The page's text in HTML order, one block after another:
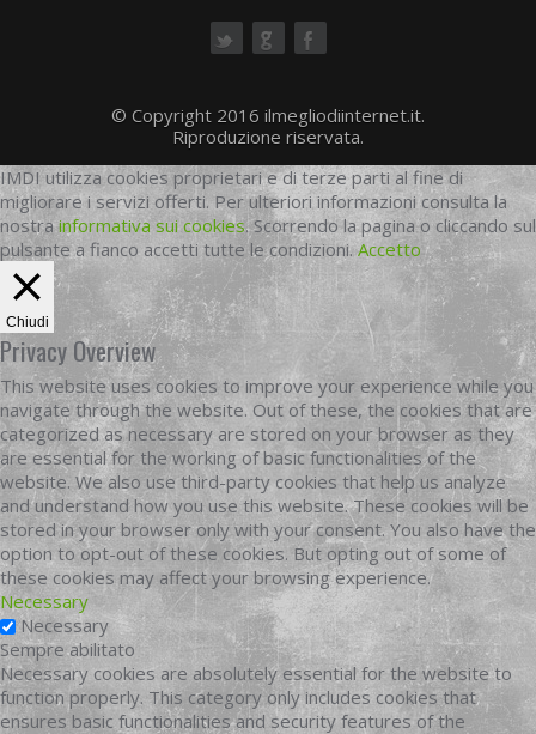
© Copyright 2016 ilmegliodiinternet.it.
Riproduzione riservata.
IMDI utilizza cookies proprietari e di terze parti al fine di
migliorare i servizi offerti. Per ulteriori informazioni consulta la
nostrainformativa sui cookies. Scorrendo la pagina o cliccando sul
pulsante a fianco accetti tutte le condizioni.Accetto
Chiudi
Privacy Overview
This website uses cookies to improve your experience while you
navigate through the website. Out of these, the cookies that are
categorized as necessary are stored on your browser as they
are essential for the working of basic functionalities of the
website. We also use third-party cookies that help us analyze
and understand how you use this website. These cookies will be
stored in your browser only with your consent. You also have the
option to opt-out of these cookies. But opting out of some of
these cookies may affect your browsing experience.
Necessary
Necessary
Sempre abilitato
Necessary cookies are absolutely essential for the website to
function properly. This category only includes cookies that
ensures basic functionalities and security features of the